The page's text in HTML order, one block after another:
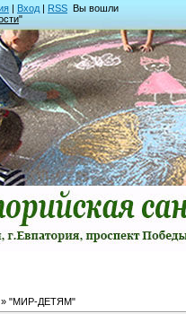
| Вход | RSS Вы вошли
"
"МИР-ДЕТЯМ"